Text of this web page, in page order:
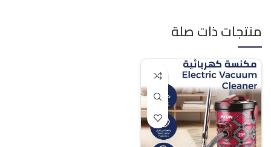
منتجات ذات صلة